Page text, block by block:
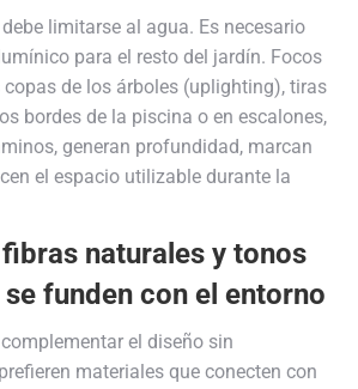
limitarse al agua. Es necesario
para el resto del jardín. Focos
de los árboles (uplighting), tiras
bordes de la piscina o en escalones,
generan profundidad, marcan
el espacio utilizable durante la
naturales y tonos
funden con el entorno
el diseño sin
materiales que conecten con